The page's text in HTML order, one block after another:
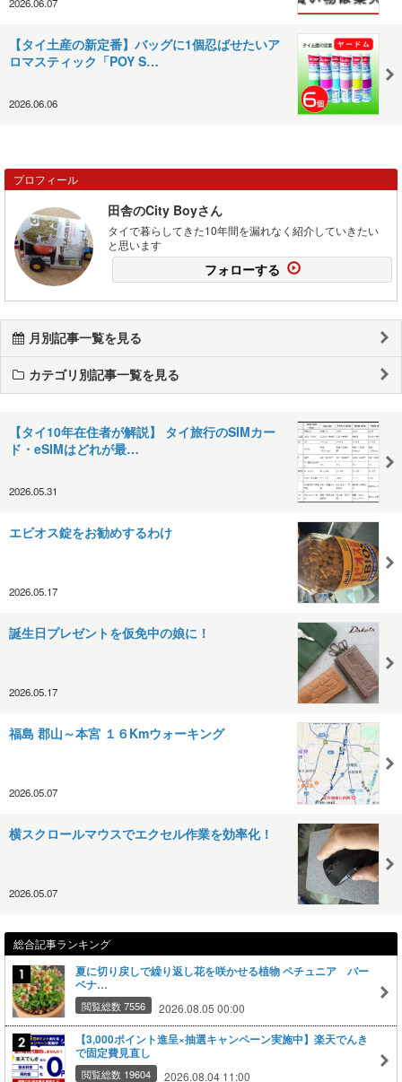
【タイ土産の新定番】バッグに1個忍ばせたいア
ロマスティック「POY S…
2026.06.06
プロフィール
田舎のCity Boyさん
タイで暮らしてきた10年間を漏れなく紹介していきたい
と思います
フォローする
月別記事一覧を見る
カテゴリ別記事一覧を見る
【タイ10年在住者が解説】 タイ旅行のSIMカー
ド・eSIMはどれが最…
2026.05.31
エビオス錠をお勧めするわけ
2026.05.17
誕生日プレゼントを仮免中の娘に！
2026.05.17
福島 郡山～本宮 １６Kmウォーキング
2026.05.07
横スクロールマウスでエクセル作業を効率化！
2026.05.07
総合記事ランキング
夏に切り戻しで繰り返し花を咲かせる植物 ペチュニア バー
ベナ…
閲覧総数 7556 2026.08.05 00:00
【3,000ポイント進呈×抽選キャンペーン実施中】楽天でんき
で固定費見直し
閲覧総数 19604 2026.08.04 11:00